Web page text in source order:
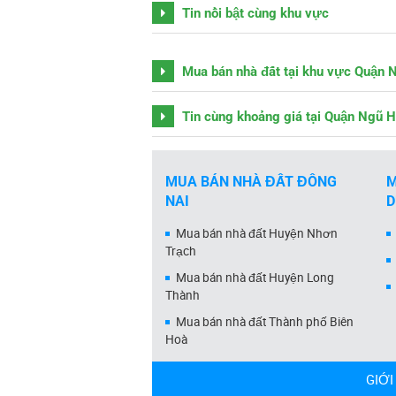
Tin nổi bật cùng khu vực
Mua bán nhà đất tại khu vực Quận
Tin cùng khoảng giá tại Quận Ngũ
MUA BÁN NHÀ ĐẤT ĐỒNG
NAI
Mua bán nhà đất Huyện Nhơn
Trạch
Mua bán nhà đất Huyện Long
Thành
Mua bán nhà đất Thành phố Biên
Hoà